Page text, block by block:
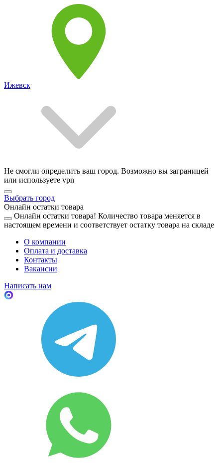
Ижевск
Не смогли определить ваш город. Возможно вы заграницей
или используете vpn
Выбрать город
Онлайн остатки товара
Онлайн остатки товара! Количество товара меняется в
настоящем времени и соответствует остатку товара на складе
О компании
Оплата и доставка
Контакты
Вакансии
Написать нам